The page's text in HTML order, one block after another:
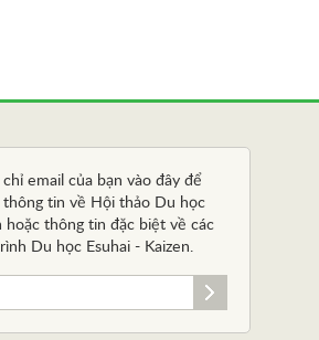
chỉ email của bạn vào đây để
thông tin về Hội thảo Du học
hoặc thông tin đặc biệt về các
Du học Esuhai - Kaizen.